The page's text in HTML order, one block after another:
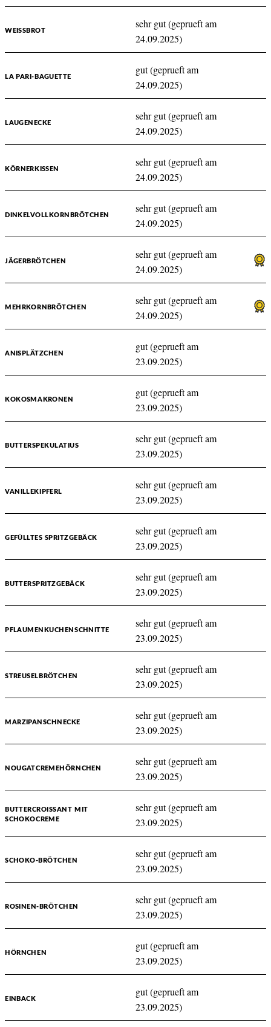
WEISSBROT
sehr gut (geprueft am
24.09.2025)
LA PARI-BAGUETTE
gut (geprueft am
24.09.2025)
LAUGENECKE
sehr gut (geprueft am
24.09.2025)
KÖRNERKISSEN
sehr gut (geprueft am
24.09.2025)
DINKELVOLLKORNBRÖTCHEN
sehr gut (geprueft am
24.09.2025)
JÄGERBRÖTCHEN
sehr gut (geprueft am
24.09.2025)
MEHRKORNBRÖTCHEN
sehr gut (geprueft am
24.09.2025)
ANISPLÄTZCHEN
gut (geprueft am
23.09.2025)
KOKOSMAKRONEN
gut (geprueft am
23.09.2025)
BUTTERSPEKULATIUS
sehr gut (geprueft am
23.09.2025)
VANILLEKIPFERL
sehr gut (geprueft am
23.09.2025)
GEFÜLLTES SPRITZGEBÄCK
sehr gut (geprueft am
23.09.2025)
BUTTERSPRITZGEBÄCK
sehr gut (geprueft am
23.09.2025)
PFLAUMENKUCHENSCHNITTE
sehr gut (geprueft am
23.09.2025)
STREUSELBRÖTCHEN
sehr gut (geprueft am
23.09.2025)
MARZIPANSCHNECKE
sehr gut (geprueft am
23.09.2025)
NOUGATCREMEHÖRNCHEN
sehr gut (geprueft am
23.09.2025)
BUTTERCROISSANT MIT
SCHOKOCREME
sehr gut (geprueft am
23.09.2025)
SCHOKO-BRÖTCHEN
sehr gut (geprueft am
23.09.2025)
ROSINEN-BRÖTCHEN
sehr gut (geprueft am
23.09.2025)
HÖRNCHEN
gut (geprueft am
23.09.2025)
EINBACK
gut (geprueft am
23.09.2025)